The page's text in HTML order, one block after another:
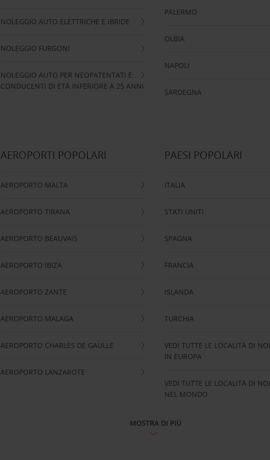
NOLEGGIO AUTO ELETTRICHE E IBRIDE
NOLEGGIO FURGONI
NOLEGGIO AUTO PER NEOPATENTATI E
CONDUCENTI DI ETÀ INFERIORE A 25 ANNI
PALERMO
OLBIA
NAPOLI
SARDEGNA
AEROPORTI POPOLARI
AEROPORTO MALTA
AEROPORTO TIRANA
AEROPORTO BEAUVAIS
AEROPORTO IBIZA
AEROPORTO ZANTE
AEROPORTO MALAGA
AEROPORTO CHARLES DE GAULLE
AEROPORTO LANZAROTE
PAESI POPOLARI
ITALIA
STATI UNITI
SPAGNA
FRANCIA
ISLANDA
TURCHIA
VEDI TUTTE LE LOCALITÀ DI
IN EUROPA
VEDI TUTTE LE LOCALITÀ DI
NEL MONDO
MOSTRA DI PIÙ